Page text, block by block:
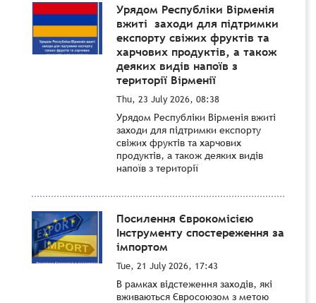
Урядом Республіки Вірменія
вжиті заходи для підтримки
експорту свіжих фруктів та
харчових продуктів, а також
деяких видів напоїв з
території Вірменії
Thu, 23 July 2026, 08:38
Урядом Республіки Вірменія вжиті
заходи для підтримки експорту
свіжих фруктів та харчових
продуктів, а також деяких видів
напоїв з території
Посилення Єврокомісією
Інструменту спостереження за
імпортом
Tue, 21 July 2026, 17:43
В рамках відстеження заходів, які
вживаються Євросоюзом з метою